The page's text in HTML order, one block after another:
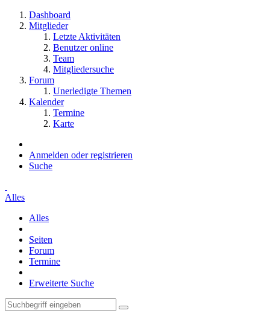
Dashboard
Mitglieder
Letzte Aktivitäten
Benutzer online
Team
Mitgliedersuche
Forum
Unerledigte Themen
Kalender
Termine
Karte
Anmelden oder registrieren
Suche
Alles
Alles
Seiten
Forum
Termine
Erweiterte Suche